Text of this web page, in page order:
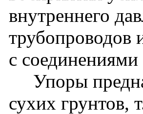
внутреннего
трубопроводов
с
Упоры
сухих грунтов,